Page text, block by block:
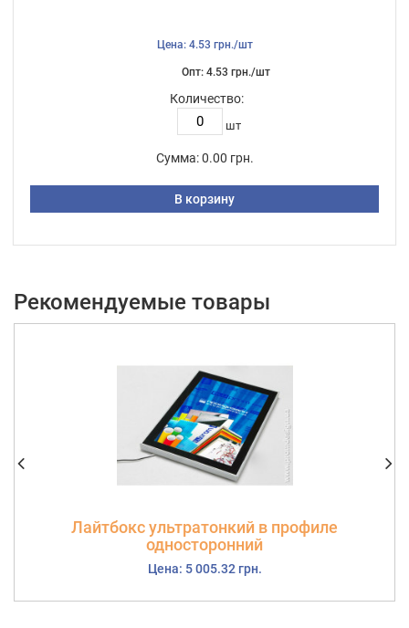
Цена: 4.53 грн./шт
Опт: 4.53 грн./шт
Количество:
шт
Сумма: 0.00 грн.
В корзину
Рекомендуемые товары
Лайтбокс ультратонкий в профиле
односторонний
Цена: 5 005.32 грн.